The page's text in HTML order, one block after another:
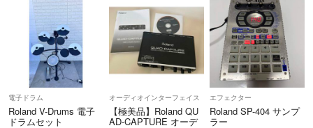
電子ドラム
Roland V-Drums 電子
ドラムセット
オーディオインターフェイス
【極美品】Roland QU
AD-CAPTURE オーデ
エフェクター
Roland SP-404 サンプ
ラー